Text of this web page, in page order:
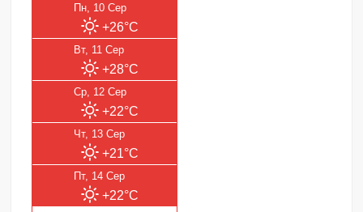
Пн, 10 Сер
+26°C
Вт, 11 Сер
+28°C
Ср, 12 Сер
+22°C
Чт, 13 Сер
+21°C
Пт, 14 Сер
+22°C